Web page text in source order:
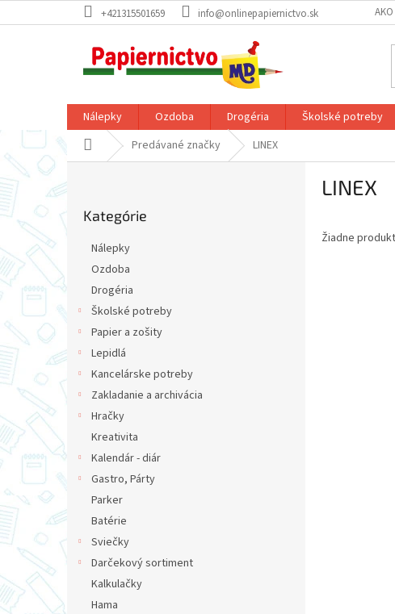
na
+421315501659 info@onlinepapiernictvo.sk
Nálepky Ozdoba Drogéria Školské potreby
DomovPredávané značky LINEX
o
kategórie
Kategórie
Nálepky
Ozdoba
Drogéria
Školské potreby
Papier a zošity
Lepidlá
Kancelárske potreby
Zakladanie a archivácia
Hračky
Kreativita
Kalendár - diár
Gastro, Párty
Parker
Batérie
Sviečky
Darčekový sortiment
Kalkulačky
Hama
LINEX
Žiadne